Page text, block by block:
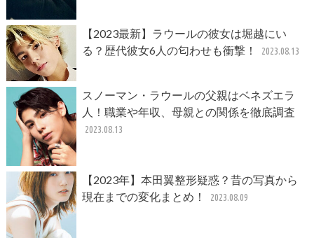
【2023最新】ラウールの彼女は堀越にい
る？歴代彼女6人の匂わせも衝撃！
2023.08.13
スノーマン・ラウールの父親はベネズエラ
人！職業や年収、母親との関係を徹底調査
2023.08.13
【2023年】本田翼整形疑惑？昔の写真から
現在までの変化まとめ！
2023.08.09